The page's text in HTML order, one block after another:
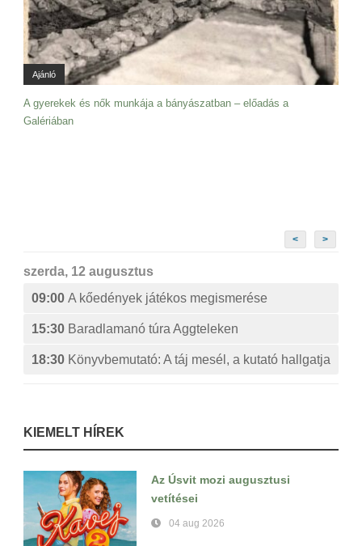
Ajánló
A gyerekek és nők munkája a bányászatban – előadás a
Galériában
< >
szerda, 12 augusztus
09:00 A kőedények játékos megismerése
15:30 Baradlamanó túra Aggteleken
18:30 Könyvbemutató: A táj mesél, a kutató hallgatja
KIEMELT HÍREK
Az Úsvit mozi augusztusi
vetítései
04 aug 2026